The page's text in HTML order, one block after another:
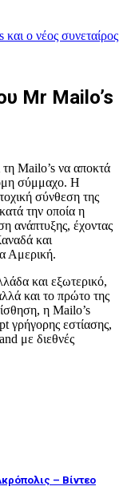
ο νέος συνεταίρος
Mr Mailo’s
Mailo’s να αποκτά
σύμμαχο. Η
σύνθεση της
την οποία η
ανάπτυξης, έχοντας
και
Αμερική.
και εξωτερικό,
και το πρώτο της
η Mailo’s
γρήγορης εστίασης,
με διεθνές
– Bίντεο